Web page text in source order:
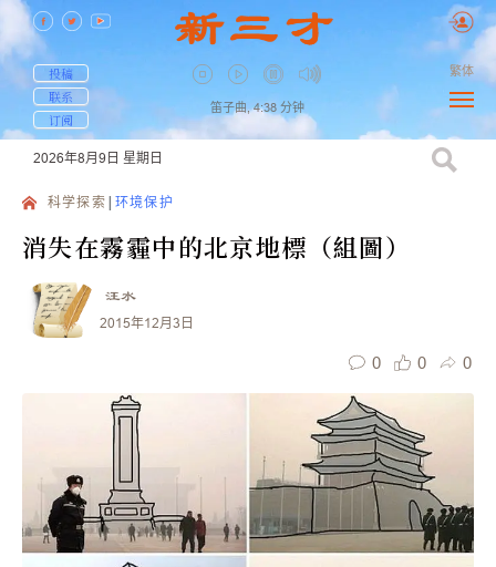
投稿
联系
订阅
笛子曲, 4:38 分钟
繁体
2026年8月9日 星期日
科学探索 环境保护
消失在霧霾中的北京地標（組圖）
汪水
2015年12月3日
0 0 0